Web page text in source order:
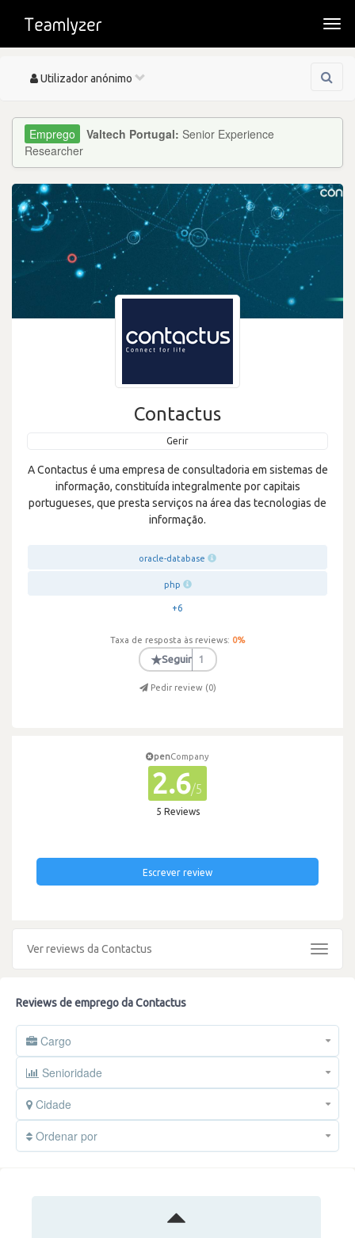
Toggle
Utilizador anónimo
Valtech Portugal: Senior Experience
Researcher
Contactus
Gerir
A Contactus é uma empresa de consultadoria em sistemas de
informação, constituída integralmente por capitais
portugueses, que presta serviços na área das tecnologias de
informação.
oracle-database
php
+6
Taxa de resposta às reviews: 0%
★Seguir 1
Pedir review (0)
penCompany
2.6/5
5 Reviews
Escrever review
Ver reviews da Contactus
Toggle
Reviews de emprego da Contactus
Cargo
Senioridade
Cidade
Ordenar por